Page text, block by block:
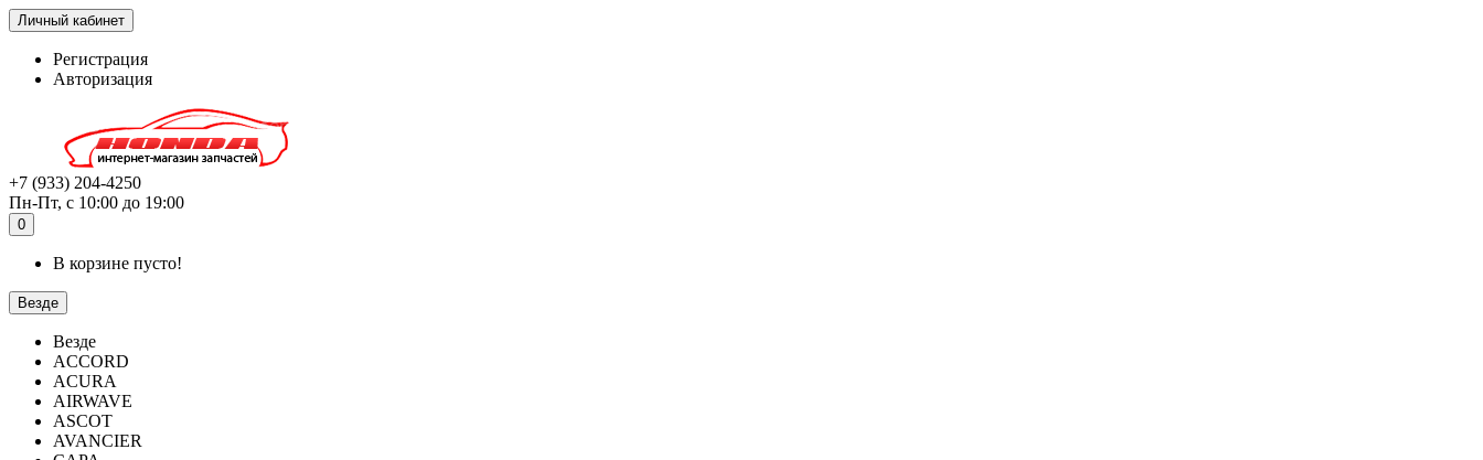
Личный кабинет
Регистрация
Авторизация
+7 (933) 204-4250
Пн-Пт, с 10:00 до 19:00
0
В корзине пусто!
Везде
Везде
ACCORD
ACURA
AIRWAVE
ASCOT
AVANCIER